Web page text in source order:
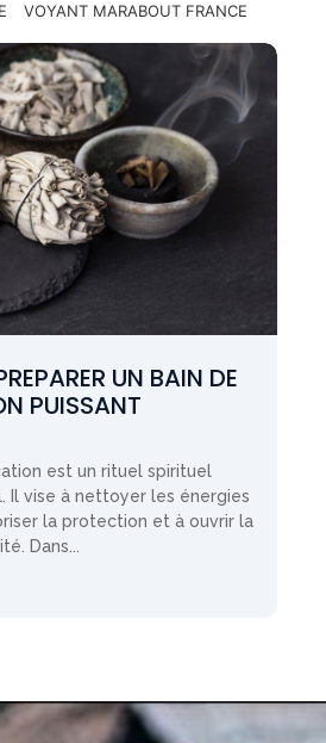
VOYANT MARABOUT FRANCE
UN BAIN DE
PUISSANT
est un rituel spirituel
Il vise à nettoyer les énergies
la protection et à ouvrir la
Dans...